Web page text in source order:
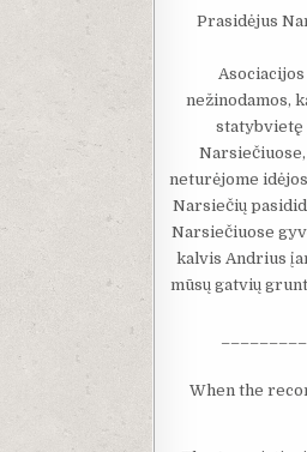
Prasidėjus
nežinodamos,
statybvietę
neturėjome
Narsiečių
Narsiečiuose
kalvis Andrius
mūsų gatvių
When the